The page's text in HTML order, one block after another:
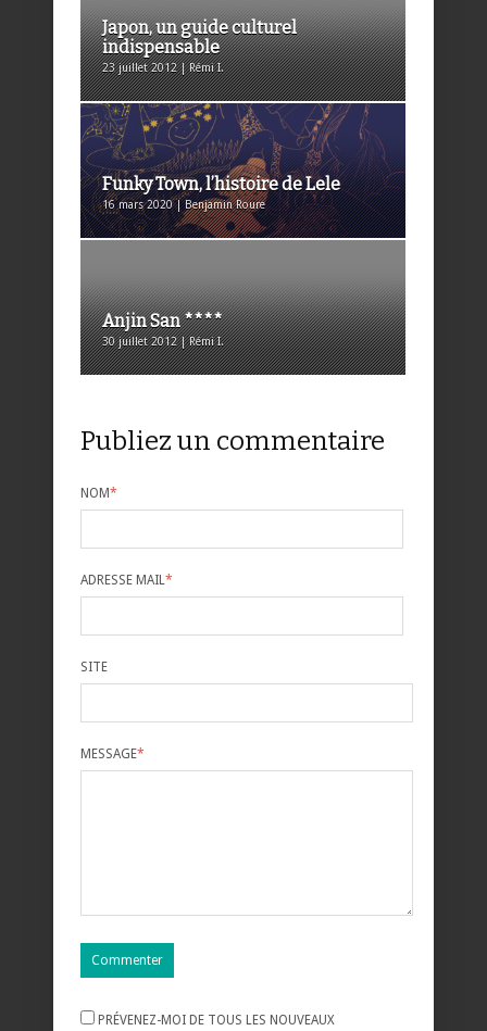
Japon, un guide culturel
indispensable
23 juillet 2012 | Rémi I.
Funky Town, l’histoire de Lele
16 mars 2020 | Benjamin Roure
Anjin San ****
30 juillet 2012 | Rémi I.
Publiez un commentaire
NOM*
ADRESSE MAIL*
SITE
MESSAGE*
PRÉVENEZ-MOI DE TOUS LES NOUVEAUX